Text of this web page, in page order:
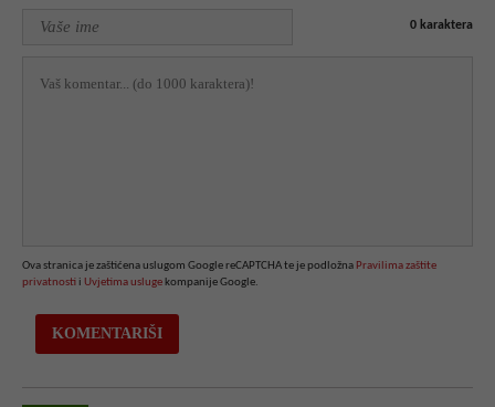
0 karaktera
Ova stranica je zaštićena uslugom Google reCAPTCHA te je podložna Pravilima zaštite
privatnosti i Uvjetima usluge kompanije Google.